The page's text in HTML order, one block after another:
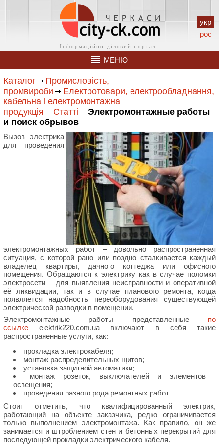
укр
рос
МЕНЮ
Каталог
Промисловість,
промвироби
Електротовари, електрообладнання,
кабельна і електромонтажна
продукція
Статті
Электромонтажные работы
и поиск обрывов
Вызов электрика
для проведения
электромонтажных работ – довольно распространенная
ситуация, с которой рано или поздно сталкивается каждый
владелец квартиры, дачного коттеджа или офисного
помещения. Обращаются к электрику как в случае поломки
электросети – для выявления неисправности и оперативной
её ликвидации, так и в случае планового ремонта, когда
появляется надобность переоборудования существующей
электрической разводки в помещении.
Электромонтажные работы представленные по
ссылке elektrik220.com.ua включают в себя такие
распространенные услуги, как:
прокладка электрокабеля;
монтаж распределительных щитов;
установка защитной автоматики;
монтаж розеток, выключателей и элементов
освещения;
проведения разного рода ремонтных работ.
Стоит отметить, что квалифицированный электрик,
работающий на объекте заказчика, редко ограничивается
только выполнением электромонтажа. Как правило, он же
занимается и штроблением стен и бетонных перекрытий для
последующей прокладки электрического кабеля.